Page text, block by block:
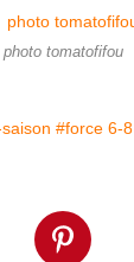
photo tomatofifou
#force 6-8